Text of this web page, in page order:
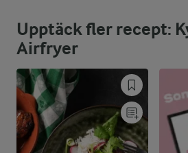
Fett:
46,2 %
17,7 g
Kolhydrater:
21,4 %
17,9 g
Upptäck fler recept:
Airfryer